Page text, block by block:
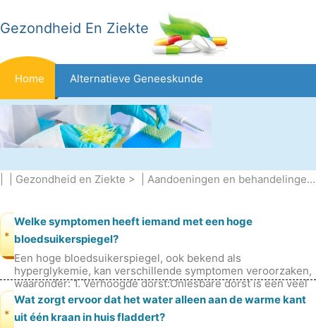
Gezondheid En Ziekte
Home Alternatieve Geneeskunde
Beten En Steken Kanker
Aandoeningen En Behandelingen Mond- En Tandzorg
Dieet En Voeding Gezinsgezondheid
Geestelijke Gezondheid Volksgezondheid En Veiligheid
Operaties Gezondheid
Gezondheid en Ziekte > | Aandoeningen en behandelingen
*
Welke symptomen heeft iemand met een hoge
bloedsuikerspiegel?
Een hoge bloedsuikerspiegel, ook bekend als
hyperglykemie, kan verschillende symptomen veroorzaken,
waaronder: 1. Verhoogde dorst:Onlesbare dorst is een veel
voorkomend teken van een hoge b
*
Wat zorgt ervoor dat het water alleen aan de warme kant
uit één kraan in huis fladdert?